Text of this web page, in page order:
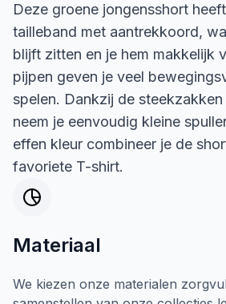
Deze groene jongensshort
tailleband met aantrekkoord,
blijft zitten en je hem makkelijk
pijpen geven je veel
spelen. Dankzij de
neem je eenvoudig kleine
effen kleur combineer je de
favoriete T-shirt.
Materiaal
We kiezen onze materialen